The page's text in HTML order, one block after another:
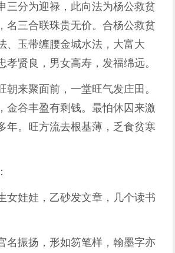
三分为迎禄，此向法为杨公救贫
名三合联珠贵无价。合杨公救贫
、玉带缠腰金城水法，大富大
孝贤良，男女高寿，发福绵远。
朝来聚面前，一堂旺气发庄田。
金谷丰盈有剩钱。最怕休囚来激
年。旺方流去根基薄，乏食贫寒
女娃娃，乙砂发文章，几个读书
名振扬，形如笏笔样，翰墨字亦